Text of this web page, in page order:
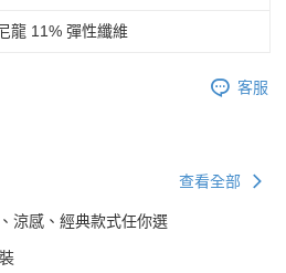
龍 11% 彈性纖維
客服
查看全部
涼感、經典款式任你選